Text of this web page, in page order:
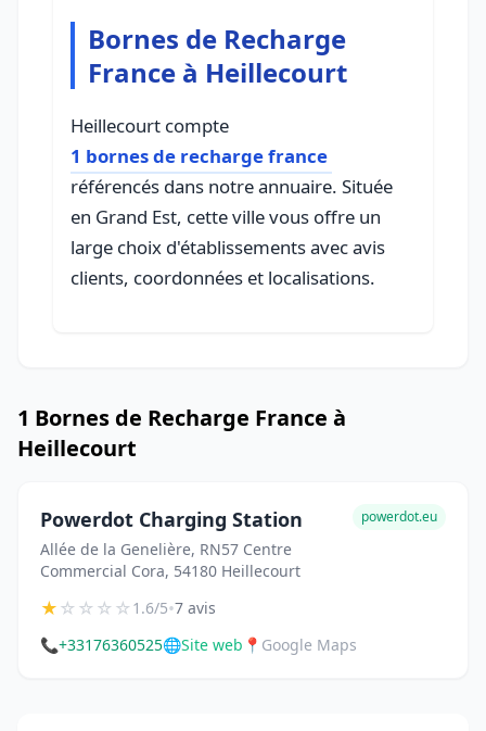
Bornes de Recharge
France à Heillecourt
Heillecourt compte
1 bornes de recharge france
référencés dans notre annuaire. Située
en Grand Est, cette ville vous offre un
large choix d'établissements avec avis
clients, coordonnées et localisations.
1 Bornes de Recharge France à
Heillecourt
Powerdot Charging Station
Allée de la Genelière, RN57 Centre
Commercial Cora, 54180 Heillecourt
powerdot.eu
★☆☆☆☆1.6/5•7 avis
📞+33176360525🌐Site web 📍 Google Maps